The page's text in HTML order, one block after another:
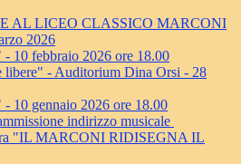
AL LICEO CLASSICO MARCONI
2026
10 febbraio 2026 ore 18.00
libere" - Auditorium Dina Orsi - 28
10 gennaio 2026 ore 18.00
indirizzo musicale
"IL MARCONI RIDISEGNA IL